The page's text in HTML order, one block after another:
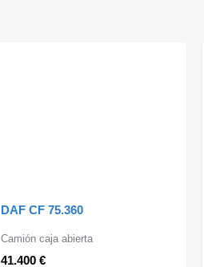
DAF CF 75.360
41.400 €
Camión caja abierta